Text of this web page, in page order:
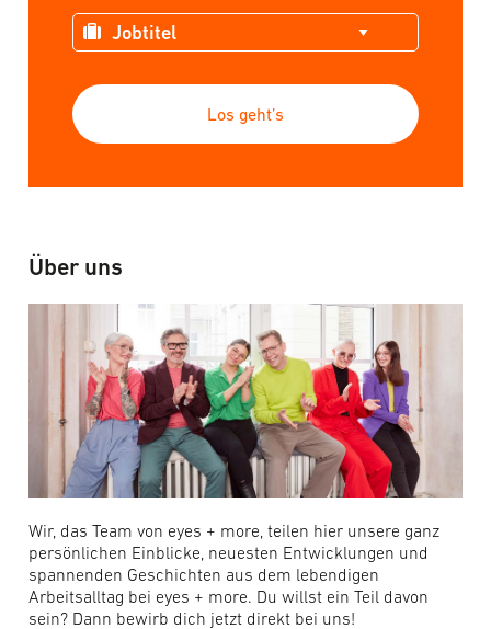
Los geht’s
Über uns
Wir, das Team von eyes + more, teilen hier unsere ganz
persönlichen Einblicke, neuesten Entwicklungen und
spannenden Geschichten aus dem lebendigen
Arbeitsalltag bei eyes + more. Du willst ein Teil davon
sein? Dann bewirb dich jetzt direkt bei uns!